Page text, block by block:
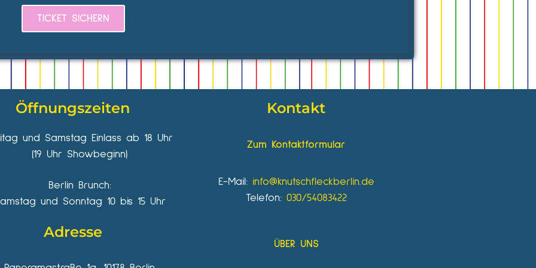
TICKET SICHERN
Öffnungszeiten
und Samstag Einlass ab 18 Uhr
(19 Uhr Showbeginn)
Berlin Brunch:
und Sonntag 10 bis 15 Uhr
Adresse
Kontakt
Zum Kontaktformular
E-Mail: info@knutschfleckberlin.de
Telefon: 030/54083422
ÜBER UNS